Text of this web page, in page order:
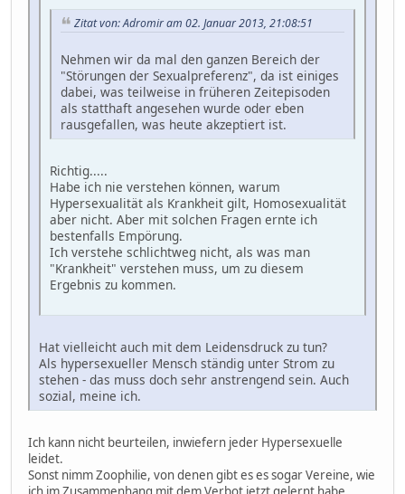
Zitat von: Adromir am 02. Januar 2013, 21:08:51
Nehmen wir da mal den ganzen Bereich der
"Störungen der Sexualpreferenz", da ist einiges
dabei, was teilweise in früheren Zeitepisoden
als statthaft angesehen wurde oder eben
rausgefallen, was heute akzeptiert ist.
Richtig.....
Habe ich nie verstehen können, warum
Hypersexualität als Krankheit gilt, Homosexualität
aber nicht. Aber mit solchen Fragen ernte ich
bestenfalls Empörung.
Ich verstehe schlichtweg nicht, als was man
"Krankheit" verstehen muss, um zu diesem
Ergebnis zu kommen.
Hat vielleicht auch mit dem Leidensdruck zu tun?
Als hypersexueller Mensch ständig unter Strom zu
stehen - das muss doch sehr anstrengend sein. Auch
sozial, meine ich.
Ich kann nicht beurteilen, inwiefern jeder Hypersexuelle
leidet.
Sonst nimm Zoophilie, von denen gibt es es sogar Vereine, wie